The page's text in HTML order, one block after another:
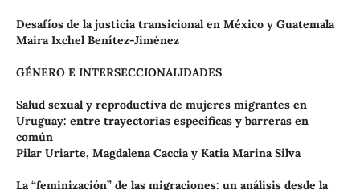
Desafíos de la justicia transicional en México y Guatemala
Maira Ixchel Benítez-Jiménez
GÉNERO E INTERSECCIONALIDADES
Salud sexual y reproductiva de mujeres migrantes en
Uruguay: entre trayectorias específicas y barreras en
común
Pilar Uriarte, Magdalena Caccia y Katia Marina Silva
La “feminización” de las migraciones: un análisis desde la